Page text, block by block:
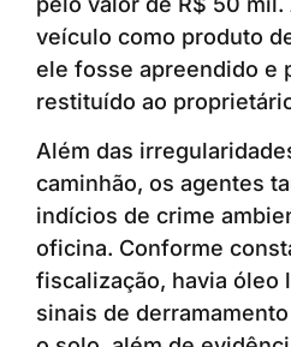
veículo como produto
ele fosse apreendido e
restituído ao
Além das
caminhão, os agentes
indícios de crime
oficina. Conforme
fiscalização, havia óleo
sinais de